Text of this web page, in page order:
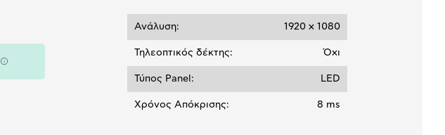
Πληροφορίες
Ανάλυση: 1920 x 1080
Τηλεοπτικός δέκτης: Όχι
Τύπος Panel: LED
Χρόνος Απόκρισης: 8 ms